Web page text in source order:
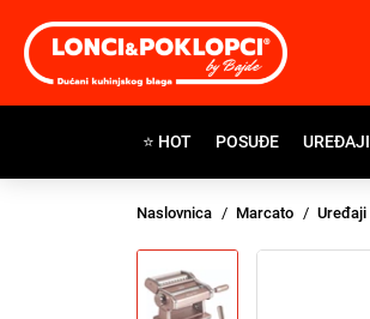
⭐ HOT POSUĐE UREĐAJI
Naslovnica Marcato Uređaji